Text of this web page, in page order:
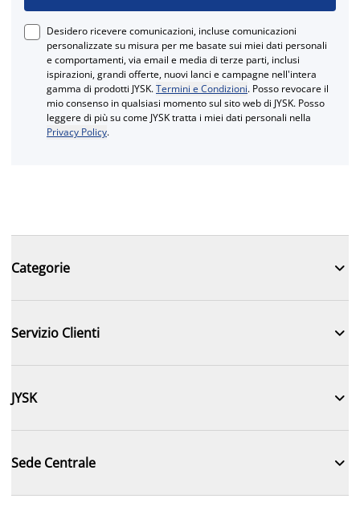
Desidero ricevere comunicazioni, incluse comunicazioni
personalizzate su misura per me basate sui miei dati personali
e comportamenti, via email e media di terze parti, inclusi
ispirazioni, grandi offerte, nuovi lanci e campagne nell'intera
gamma di prodotti JYSK.Termini e Condizioni. Posso revocare il
mio consenso in qualsiasi momento sul sito web di JYSK. Posso
leggere di più su come JYSK tratta i miei dati personali nella
Privacy Policy.
Categorie 
Servizio Clienti 
JYSK 
Sede Centrale 